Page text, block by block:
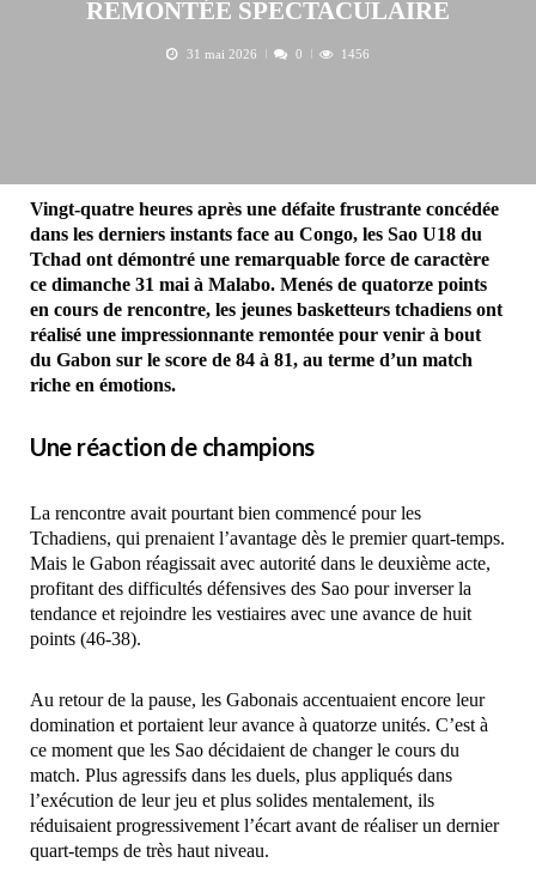
REMONTÉE SPECTACULAIRE
31 mai 2026 0 1456
Vingt-quatre heures après une défaite frustrante concédée
dans les derniers instants face au Congo, les Sao U18 du
Tchad ont démontré une remarquable force de caractère
ce dimanche 31 mai à Malabo. Menés de quatorze points
en cours de rencontre, les jeunes basketteurs tchadiens ont
réalisé une impressionnante remontée pour venir à bout
du Gabon sur le score de 84 à 81, au terme d’un match
riche en émotions.
Une réaction de champions
La rencontre avait pourtant bien commencé pour les
Tchadiens, qui prenaient l’avantage dès le premier quart-temps.
Mais le Gabon réagissait avec autorité dans le deuxième acte,
profitant des difficultés défensives des Sao pour inverser la
tendance et rejoindre les vestiaires avec une avance de huit
points (46-38).
Au retour de la pause, les Gabonais accentuaient encore leur
domination et portaient leur avance à quatorze unités. C’est à
ce moment que les Sao décidaient de changer le cours du
match. Plus agressifs dans les duels, plus appliqués dans
l’exécution de leur jeu et plus solides mentalement, ils
réduisaient progressivement l’écart avant de réaliser un dernier
quart-temps de très haut niveau.